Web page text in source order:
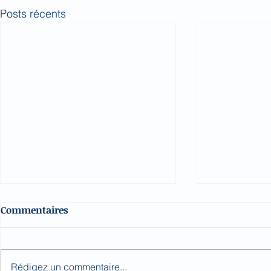
Posts récents
Commentaires
Rédigez un commentaire...